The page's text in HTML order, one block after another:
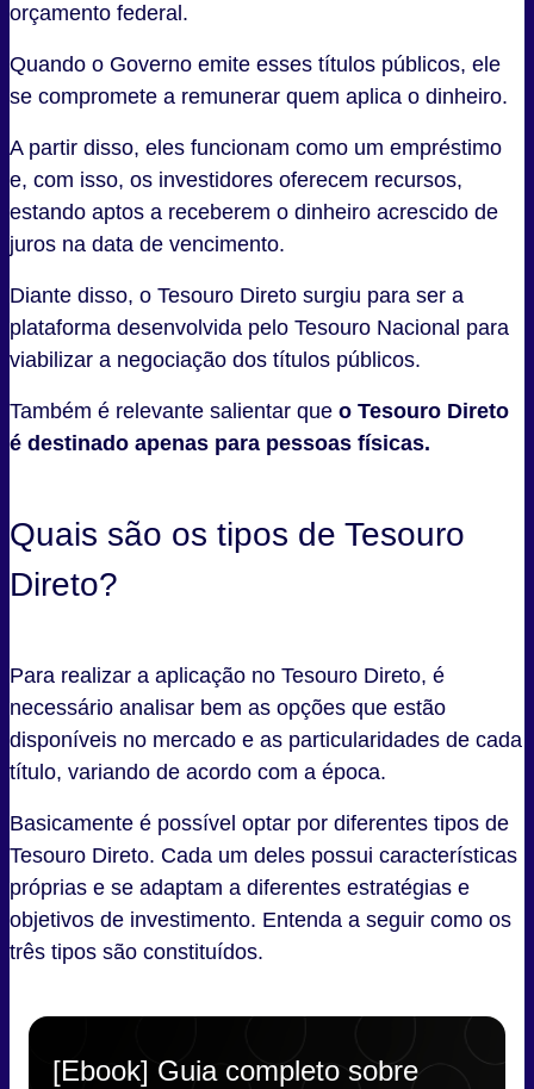
orçamento federal.
Quando o Governo emite esses títulos públicos, ele
se compromete a remunerar quem aplica o dinheiro.
A partir disso, eles funcionam como um empréstimo
e, com isso, os investidores oferecem recursos,
estando aptos a receberem o dinheiro acrescido de
juros na data de vencimento.
Diante disso, o Tesouro Direto surgiu para ser a
plataforma desenvolvida pelo Tesouro Nacional para
viabilizar a negociação dos títulos públicos.
Também é relevante salientar que o Tesouro Direto
é destinado apenas para pessoas físicas.
Quais são os tipos de Tesouro
Direto?
Para realizar a aplicação no Tesouro Direto, é
necessário analisar bem as opções que estão
disponíveis no mercado e as particularidades de cada
título, variando de acordo com a época.
Basicamente é possível optar por diferentes tipos de
Tesouro Direto. Cada um deles possui características
próprias e se adaptam a diferentes estratégias e
objetivos de investimento. Entenda a seguir como os
três tipos são constituídos.
[Ebook] Guia completo sobre